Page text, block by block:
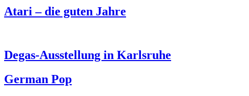
Atari – die guten Jahre
Degas-Ausstellung in Karlsruhe
German Pop